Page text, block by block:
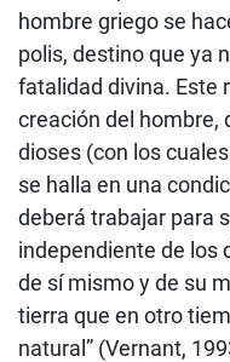
hombre griego se
polis, destino que ya
fatalidad divina. Este
creación del hombre,
dioses (con los
se halla en una
deberá trabajar para
independiente de los
de sí mismo y de su
tierra que en otro
natural” (Vernant,